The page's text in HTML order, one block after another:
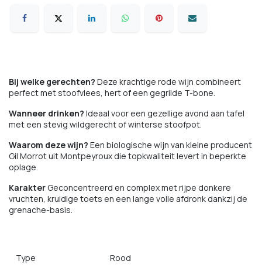
Bij welke gerechten? Deze krachtige rode wijn combineert
perfect met stoofvlees, hert of een gegrilde T-bone.
Wanneer drinken? Ideaal voor een gezellige avond aan tafel
met een stevig wildgerecht of winterse stoofpot.
Waarom deze wijn? Een biologische wijn van kleine producent
Gil Morrot uit Montpeyroux die topkwaliteit levert in beperkte
oplage.
KarakterGeconcentreerd en complex met rijpe donkere
vruchten, kruidige toets en een lange volle afdronk dankzij de
grenache-basis.
Type Rood